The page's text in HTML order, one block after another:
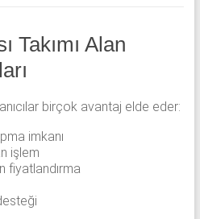
Takımı Alan
birçok avantaj elde eder:
imkanı
işlem
fiyatlandırma